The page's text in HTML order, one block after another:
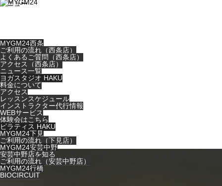
メニュー
MYGM24西条
ご利用の流れ（西条店）
よくあるご質問（西条店）
アクセス（西条店）
ニュース一覧
ヨガスタジオ HAKU
料金について
アクセス
レッスンスケジュール
インストラクター代行情報
WEBサービス
体験会はこちら
ピラティス HAKU
MYGM24下見
ご利用の流れ（下見店）
MYGM24安芸中野
安芸中野店を知る
ご利用の流れ（安芸中野店）
MYGM24行橋
BIOCIRCUIT